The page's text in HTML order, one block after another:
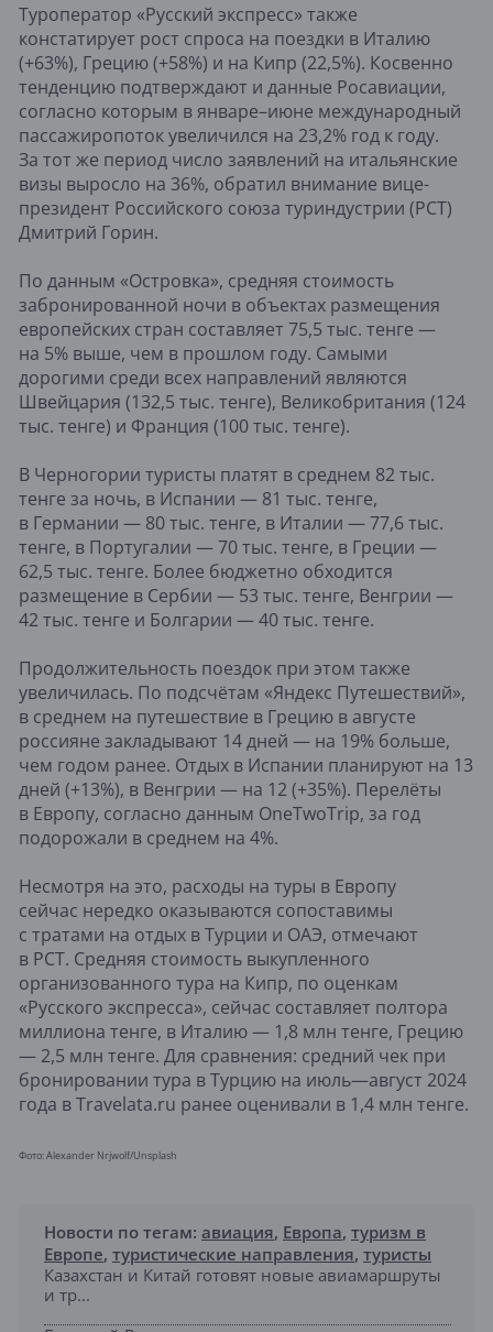
Туроператор «Русский экспресс» также
констатирует рост спроса на поездки в Италию
(+63%), Грецию (+58%) и на Кипр (22,5%). Косвенно
тенденцию подтверждают и данные Росавиации,
согласно которым в январе–июне международный
пассажиропоток увеличился на 23,2% год к году.
За тот же период число заявлений на итальянские
визы выросло на 36%, обратил внимание вице-
президент Российского союза туриндустрии (РСТ)
Дмитрий Горин.
По данным «Островка», средняя стоимость
забронированной ночи в объектах размещения
европейских стран составляет 75,5 тыс. тенге —
на 5% выше, чем в прошлом году. Самыми
дорогими среди всех направлений являются
Швейцария (132,5 тыс. тенге), Великобритания (124
тыс. тенге) и Франция (100 тыс. тенге).
В Черногории туристы платят в среднем 82 тыс.
тенге за ночь, в Испании — 81 тыс. тенге,
в Германии — 80 тыс. тенге, в Италии — 77,6 тыс.
тенге, в Португалии — 70 тыс. тенге, в Греции —
62,5 тыс. тенге. Более бюджетно обходится
размещение в Сербии — 53 тыс. тенге, Венгрии —
42 тыс. тенге и Болгарии — 40 тыс. тенге.
Продолжительность поездок при этом также
увеличилась. По подсчётам «Яндекс Путешествий»,
в среднем на путешествие в Грецию в августе
россияне закладывают 14 дней — на 19% больше,
чем годом ранее. Отдых в Испании планируют на 13
дней (+13%), в Венгрии — на 12 (+35%). Перелёты
в Европу, согласно данным OneTwoTrip, за год
подорожали в среднем на 4%.
Несмотря на это, расходы на туры в Европу
сейчас нередко оказываются сопоставимы
с тратами на отдых в Турции и ОАЭ, отмечают
в РСТ. Средняя стоимость выкупленного
организованного тура на Кипр, по оценкам
«Русского экспресса», сейчас составляет полтора
миллиона тенге, в Италию — 1,8 млн тенге, Грецию
— 2,5 млн тенге. Для сравнения: средний чек при
бронировании тура в Турцию на июль—август 2024
года в Travelata.ru ранее оценивали в 1,4 млн тенге.
Фото: Alexander Nrjwolf/Unsplash
Новости по тегам: авиация, Европа, туризм в
Европе, туристические направления, туристы
Казахстан и Китай готовят новые авиамаршруты
и тр...